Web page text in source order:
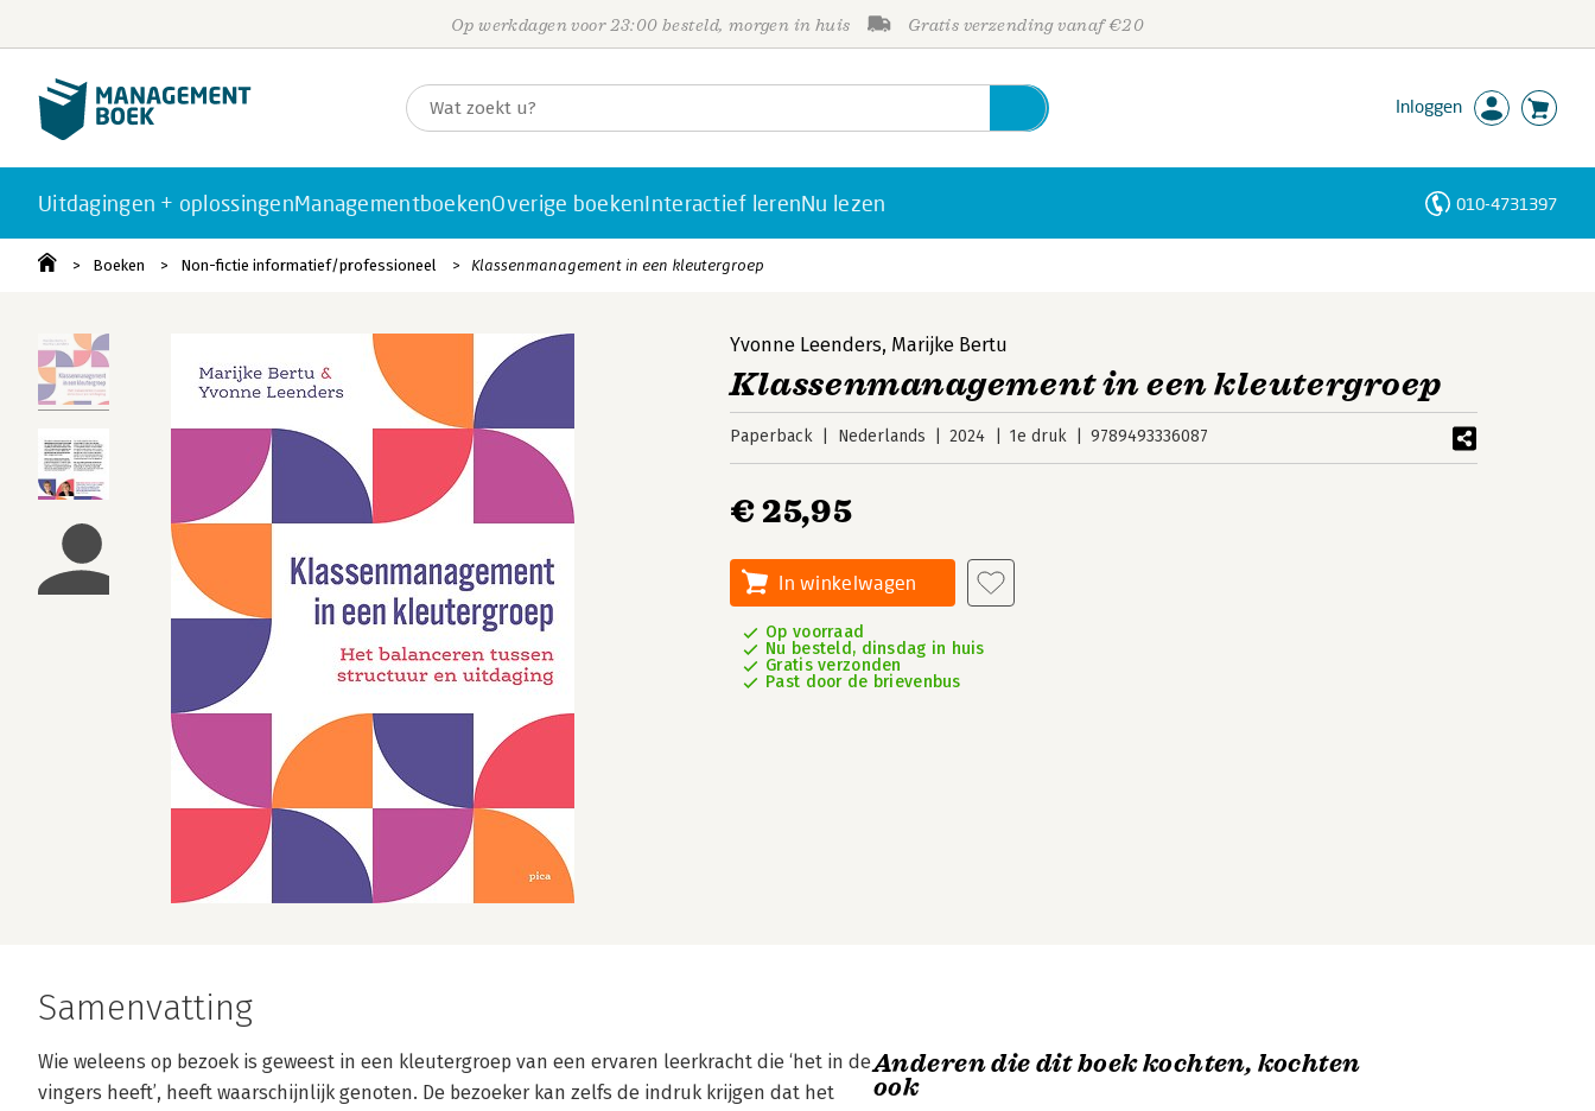
Op werkdagen voor 23:00 besteld, morgen in huis Gratis verzending vanaf €20
Inloggen
Uitdagingen + oplossingenManagementboekenOverige boekenInteractief lerenNu lezen 010-4731397
Boeken Non-fictie informatief/professioneel Klassenmanagement in een kleutergroep
Yvonne Leenders, Marijke Bertu
Klassenmanagement in een kleutergroep
Paperback Nederlands 2024 1e druk 9789493336087
€ 25,95
In winkelwagen
Op voorraad
Nu besteld, dinsdag in huis
Gratis verzonden
Past door de brievenbus
Samenvatting
Wie weleens op bezoek is geweest in een kleutergroep van een ervaren leerkracht die ‘het in de
vingers heeft’, heeft waarschijnlijk genoten. De bezoeker kan zelfs de indruk krijgen dat het
Anderen die dit boek kochten, kochten
ook
Personen